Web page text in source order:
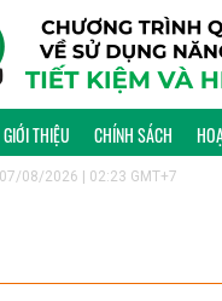
GIỚI THIỆU CHÍNH SÁCH
08/2026 | 02:23 GMT+7